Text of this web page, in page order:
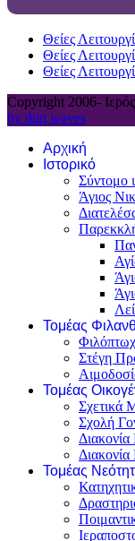
Θείες
Θείες
Θείες
Copyright 2006-
by digi waves
Αρχική
Ιστορικό
Σύντομο
Άγιος
Τομέας
Στέγη
Τομέας
Σχετικά
Σχολή
Τομέας